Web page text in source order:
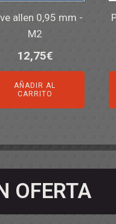
allen 0,95 mm -
M2
12,75€
AÑADIR AL
CARRITO
OFERTA